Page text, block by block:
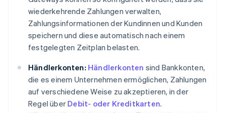
wiederkehrende Zahlungen verwalten,
Zahlungsinformationen der Kundinnen und Kunden
speichern und diese automatisch nach einem
festgelegten Zeitplan belasten.
Händlerkonten: Händlerkonten sind Bankkonten,
die es einem Unternehmen ermöglichen, Zahlungen
auf verschiedene Weise zu akzeptieren, in der
Regel über Debit- oder Kreditkarten.